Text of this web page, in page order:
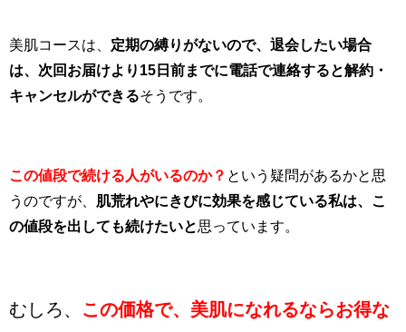
美肌コースは、 定期の縛りがないので、退会したい場合
は、次回お届けより15日前までに電話で連絡すると解約・
キャンセルができるそうです。
この値段で続ける人がいるのか？ という疑問があるかと思
うのですが、 肌荒れやにきびに効果を感じている私は、こ
の値段を出しても続けたいと思っています。
むしろ、 この価格で、美肌になれるならお得な